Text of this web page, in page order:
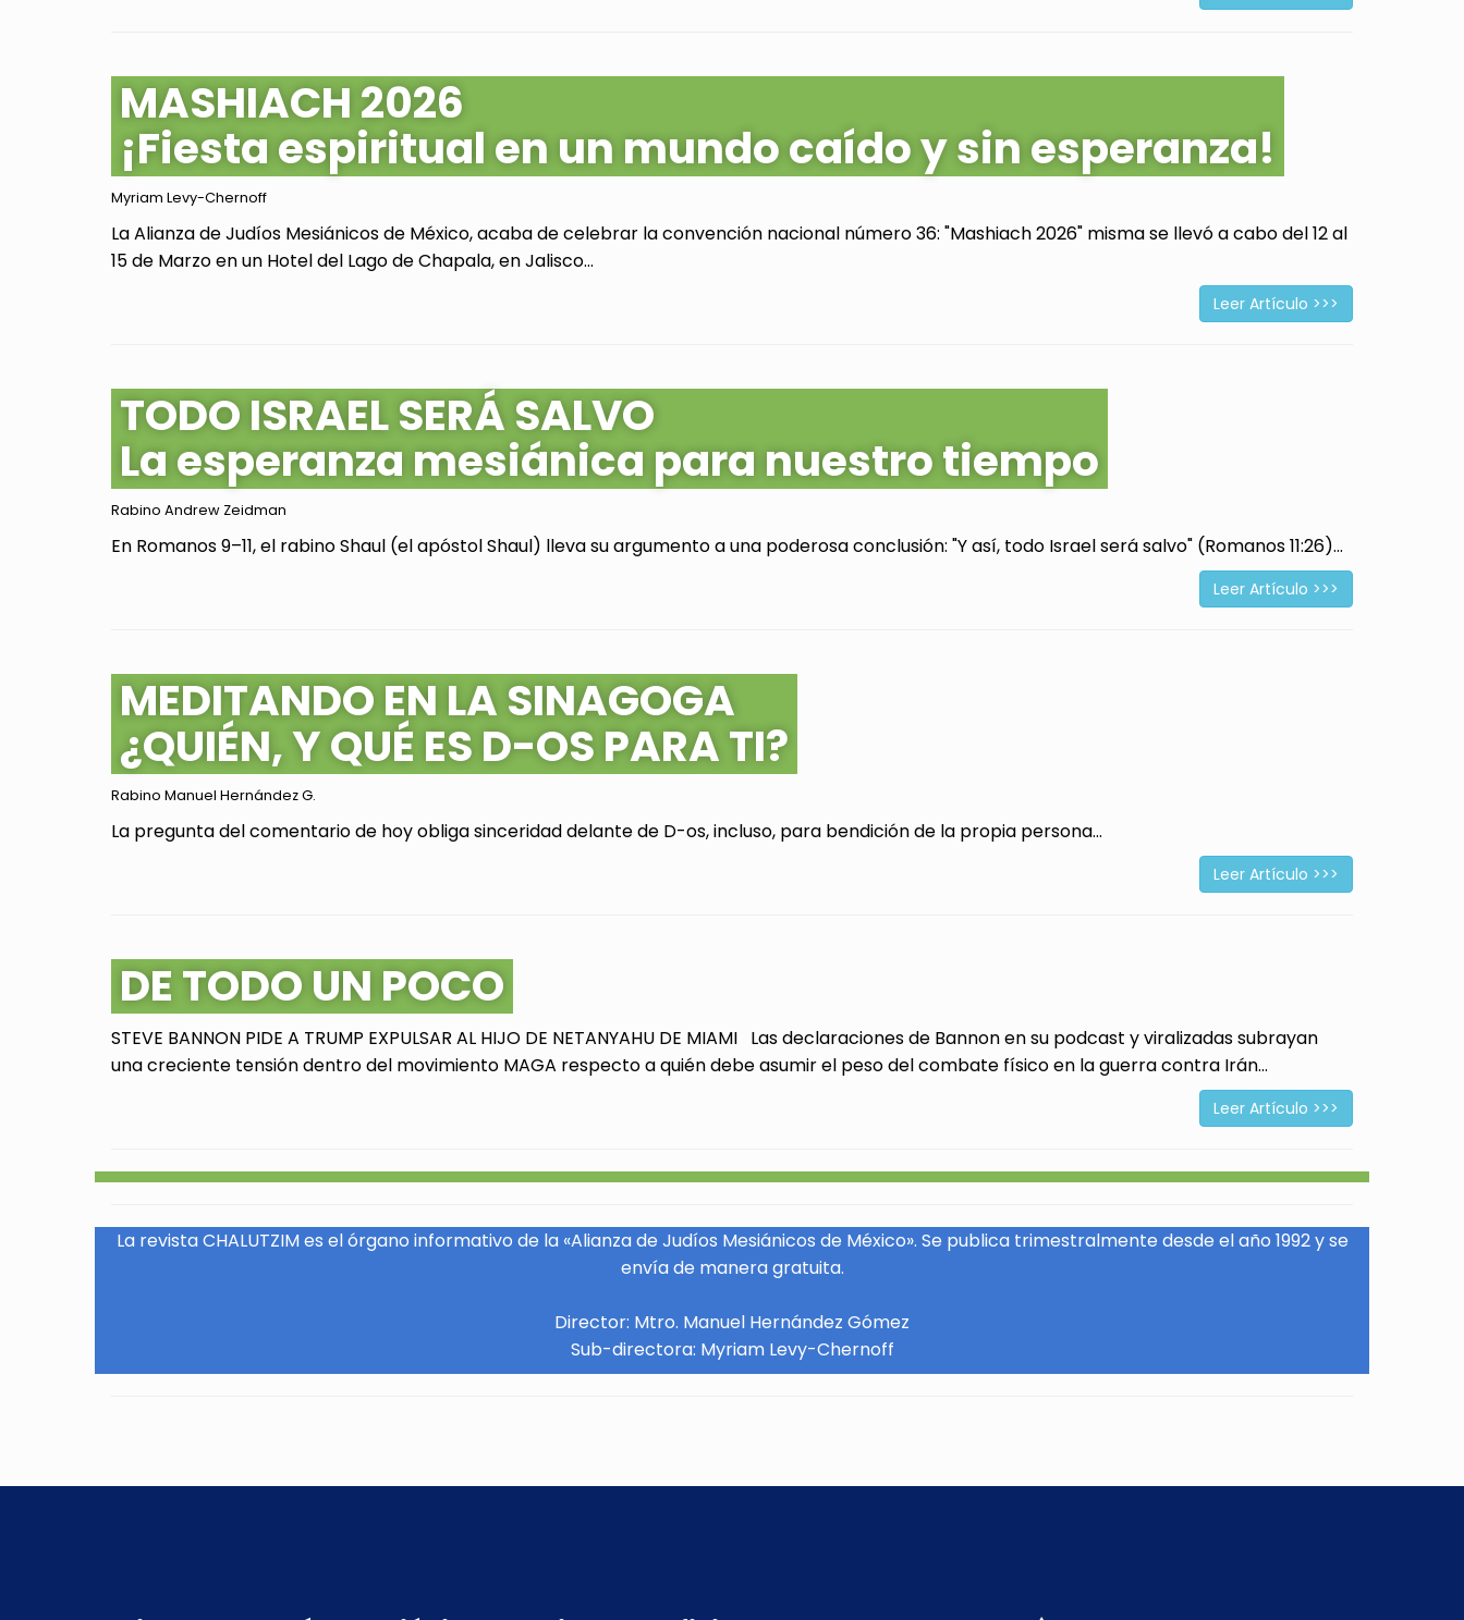
MASHIACH 2026
¡Fiesta espiritual en un mundo caído y sin esperanza!
Myriam Levy-Chernoff
La Alianza de Judíos Mesiánicos de México, acaba de celebrar la convención nacional número 36: "Mashiach 2026" misma se llevó a cabo del 12 al
15 de Marzo en un Hotel del Lago de Chapala, en Jalisco...
Leer Artículo >>>
TODO ISRAEL SERÁ SALVO
La esperanza mesiánica para nuestro tiempo
Rabino Andrew Zeidman
En Romanos 9–11, el rabino Shaul (el apóstol Shaul) lleva su argumento a una poderosa conclusión: "Y así, todo Israel será salvo" (Romanos 11:26)...
Leer Artículo >>>
MEDITANDO EN LA SINAGOGA
¿QUIÉN, Y QUÉ ES D-OS PARA TI?
Rabino Manuel Hernández G.
La pregunta del comentario de hoy obliga sinceridad delante de D-os, incluso, para bendición de la propia persona...
Leer Artículo >>>
DE TODO UN POCO
STEVE BANNON PIDE A TRUMP EXPULSAR AL HIJO DE NETANYAHU DE MIAMI Las declaraciones de Bannon en su podcast y viralizadas subrayan
una creciente tensión dentro del movimiento MAGA respecto a quién debe asumir el peso del combate físico en la guerra contra Irán...
Leer Artículo >>>
La revista CHALUTZIM es el órgano informativo de la «Alianza de Judíos Mesiánicos de México». Se publica trimestralmente desde el año 1992 y se
envía de manera gratuita.
Director: Mtro. Manuel Hernández Gómez
Sub-directora: Myriam Levy-Chernoff